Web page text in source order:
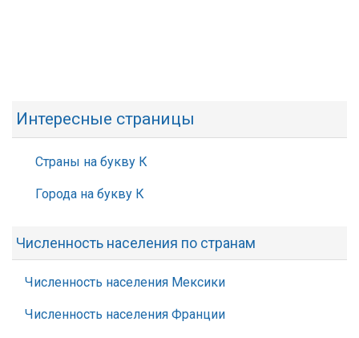
Интересные страницы
Страны на букву К
Города на букву К
Численность населения по странам
Численность населения Мексики
Численность населения Франции